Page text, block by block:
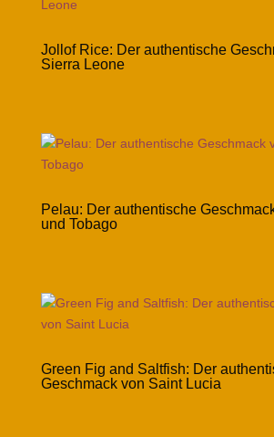
Jollof Rice: Der authentische
Sierra Leone
Pelau: Der authentische
und Tobago
Green Fig and Saltfish: Der
Geschmack von Saint Lucia